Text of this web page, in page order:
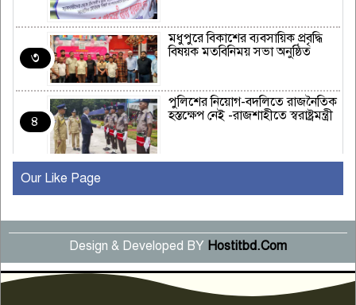
৩
মধুপুরে বিকাশের ব্যবসায়িক প্রবৃদ্ধি
বিষয়ক মতবিনিময় সভা অনুষ্ঠিত
৪
পুলিশের নিয়োগ-বদলিতে রাজনৈতিক
হস্তক্ষেপ নেই -রাজশাহীতে স্বরাষ্ট্রমন্ত্রী
৫
বছর পূর্তি উদযাপন
৬
সংবাদ সম্মেলনে অভিযোগ অস্বীকার
উদ্দেশ্য প্রণোদিত সংবাদ প্রকাশের
প্রতিবাদ নাজির হাসানের
Our Like Page
Design & Developed BY Hostitbd.Com